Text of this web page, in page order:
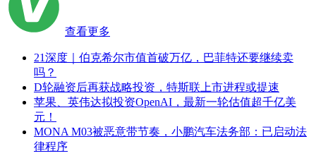
查看更多
21深度｜伯克希尔市值首破万亿，巴菲特还要继续卖
吗？
D轮融资后再获战略投资，特斯联上市进程或提速
苹果、英伟达拟投资OpenAI，最新一轮估值超千亿美
元！
MONA M03被恶意带节奏，小鹏汽车法务部：已启动法
律程序